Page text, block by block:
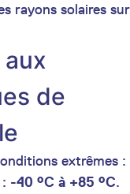
rayons solaires sur
de
extrêmes :
-40 °C à +85 °C.